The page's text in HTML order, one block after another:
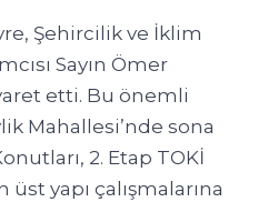
Şehircilik ve İklim
Sayın Ömer
etti. Bu önemli
Mahallesi’nde sona
2. Etap TOKİ
üst yapı çalışmalarına